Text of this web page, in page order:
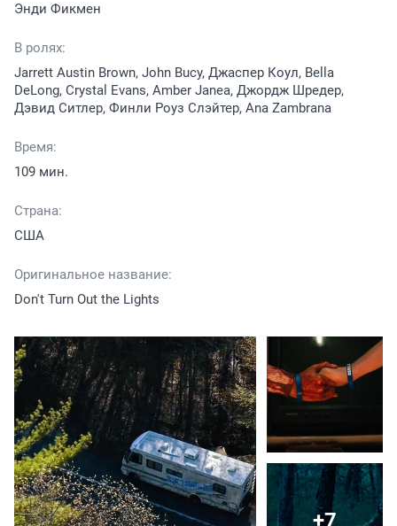
Энди Фикмен
В ролях:
Jarrett Austin Brown, John Bucy, Джаспер Коул, Bella
DeLong, Crystal Evans, Amber Janea, Джордж Шредер,
Дэвид Ситлер, Финли Роуз Слэйтер, Ana Zambrana
Время:
109 мин.
Страна:
США
Оригинальное название:
Don't Turn Out the Lights
+7